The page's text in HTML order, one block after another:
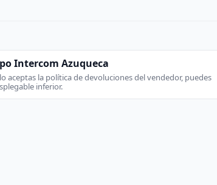
Intercom Azuqueca
aceptas la política de devoluciones del vendedor, puedes
inferior.